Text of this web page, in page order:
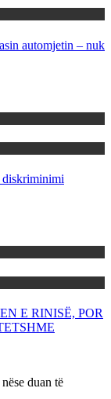
automjetin – nuk
diskriminimi
E RINISË, POR
duan të